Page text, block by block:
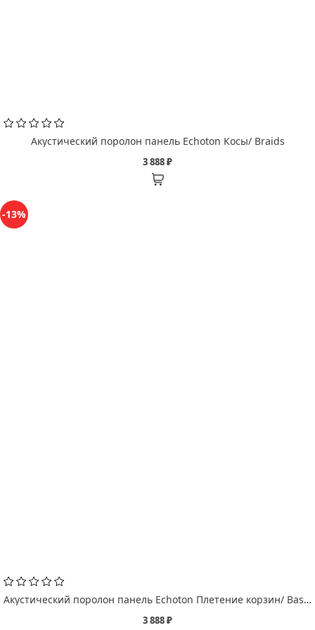
Акустический поролон панель Echoton Косы/ Braids
3 888 ₽
-13%
Акустический поролон панель Echoton Плетение корзин/ Basketweave
3 888 ₽